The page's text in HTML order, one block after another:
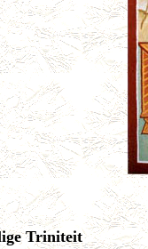
Triniteit